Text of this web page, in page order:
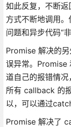
如此反复，不断
方式不断地调用
问题和异步代码“
Promise 解决的
误异常。
道自己的报错情
所有 callback 的
以，可以通过
Promise 解决了